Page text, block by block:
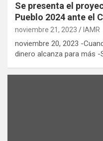
Se presenta el
Pueblo 2024 ante el
noviembre 21, 2023 IAMR
noviembre 20, 2023 -
dinero alcanza para más -